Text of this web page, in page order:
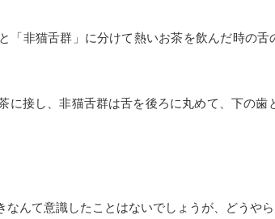
「非猫舌群」に分けて熱いお茶を飲んだ時の舌
に接し、非猫舌群は舌を後ろに丸めて、下の歯
んて意識したことはないでしょうが、どうやら